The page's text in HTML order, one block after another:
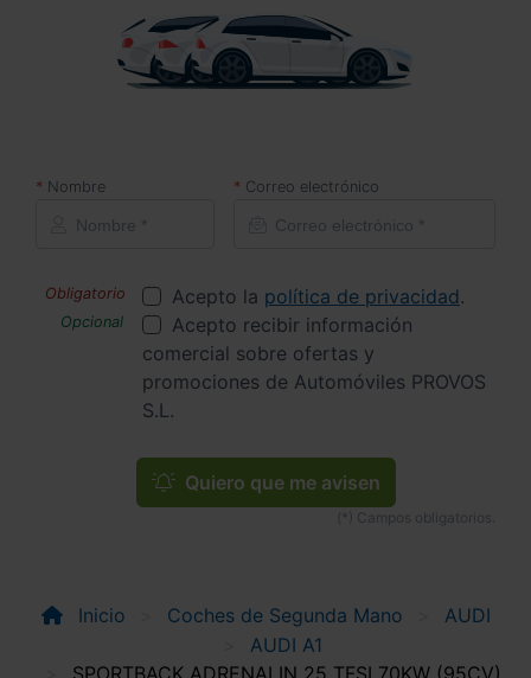
Nombre Correo electrónico
Acepto la política de privacidad.
Acepto recibir información
comercial sobre ofertas y
promociones de Automóviles PROVOS
S.L.
Quiero que me avisen
Inicio Coches de Segunda Mano
AUDI
AUDI A1
SPORTBACK ADRENALIN 25 TFSI 70KW (95CV)